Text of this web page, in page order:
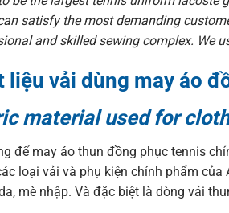
satisfy the most demanding
and skilled sewing complex. We
liệu vải dùng may áo
material used for
để may áo thun đồng phục tennis
loại vải và phụ kiện chính phẩm
mè nhập. Và đặc biệt là dòng vải